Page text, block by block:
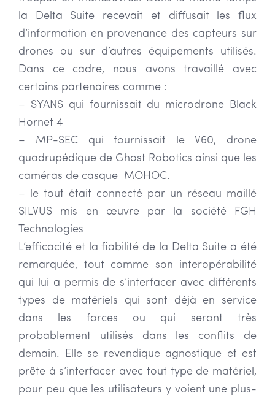
la Delta Suite recevait et diffusait les flux
d’information en provenance des capteurs sur
drones ou sur d’autres équipements utilisés.
Dans ce cadre, nous avons travaillé avec
certains partenaires comme :
– SYANS qui fournissait du microdrone Black
Hornet 4
– MP-SEC qui fournissait le V60, drone
quadrupédique de Ghost Robotics ainsi que les
caméras de casque MOHOC.
– le tout était connecté par un réseau maillé
SILVUS mis en œuvre par la société FGH
Technologies
L’efficacité et la fiabilité de la Delta Suite a été
remarquée, tout comme son interopérabilité
qui lui a permis de s’interfacer avec différents
types de matériels qui sont déjà en service
dans les forces ou qui seront très
probablement utilisés dans les conflits de
demain. Elle se revendique agnostique et est
prête à s’interfacer avec tout type de matériel,
pour peu que les utilisateurs y voient une plus-